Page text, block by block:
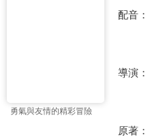
勇氣與友情的精彩冒險
配音：
導演：
原著：